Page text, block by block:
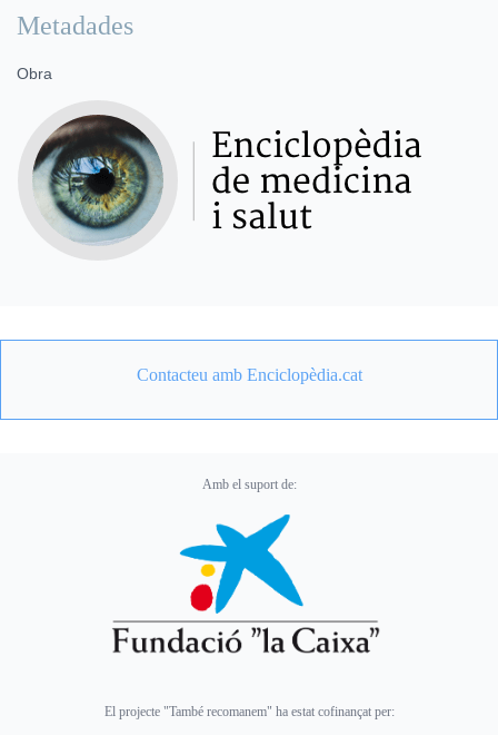
Metadades
Obra
Contacteu amb Enciclopèdia.cat
Amb el suport de:
El projecte "També recomanem" ha estat cofinançat per: